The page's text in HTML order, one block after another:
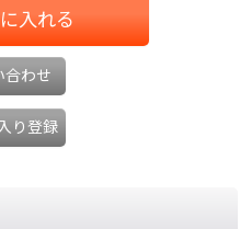
入れる
合わせ
り登録